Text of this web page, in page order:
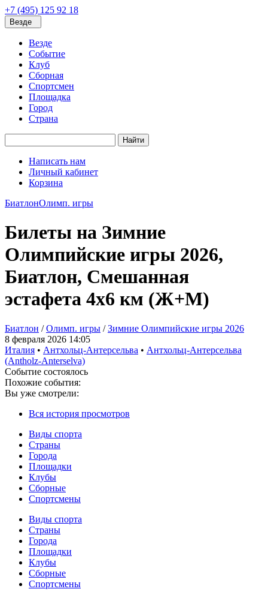
+7 (495) 125 92 18
Везде
Везде
Событие
Клуб
Сборная
Спортсмен
Площадка
Город
Страна
Найти
Написать нам
Личный кабинет
Корзина
БиатлонОлимп. игры
Билеты на Зимние
Олимпийские игры 2026,
Биатлон, Смешанная
эстафета 4x6 км (Ж+М)
Биатлон /Олимп. игры /Зимние Олимпийские игры 2026
8 февраля 2026 14:05
Италия • Антхольц-Антерсельва • Антхольц-Антерсельва
(Antholz-Anterselva)
Событие состоялось
Похожие события:
Вы уже смотрели:
Вся история просмотров
Виды спорта
Страны
Города
Площадки
Клубы
Сборные
Спортсмены
Виды спорта
Страны
Города
Площадки
Клубы
Сборные
Спортсмены